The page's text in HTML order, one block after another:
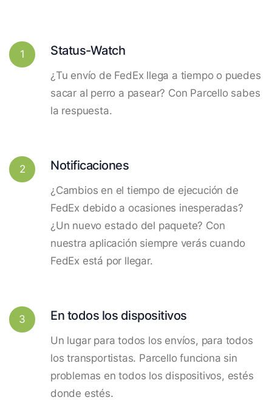
1 Status-Watch
¿Tu envío de FedEx llega a tiempo o puedes
sacar al perro a pasear? Con Parcello sabes
la respuesta.
2 Notificaciones
¿Cambios en el tiempo de ejecución de
FedEx debido a ocasiones inesperadas?
¿Un nuevo estado del paquete? Con
nuestra aplicación siempre verás cuando
FedEx está por llegar.
3 En todos los dispositivos
Un lugar para todos los envíos, para todos
los transportistas. Parcello funciona sin
problemas en todos los dispositivos, estés
donde estés.